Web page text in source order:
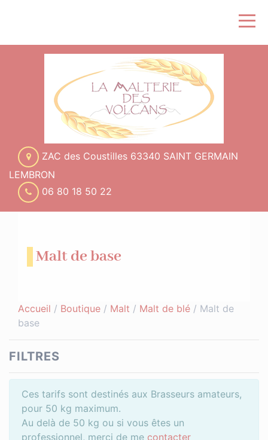
ZAC des Coustilles 63340 SAINT GERMAIN
LEMBRON
06 80 18 50 22
Malt de base
Accueil / Boutique / Malt / Malt de blé / Malt de
base
FILTRES
Ces tarifs sont destinés aux Brasseurs amateurs,
pour 50 kg maximum.
Au delà de 50 kg ou si vous êtes un
professionnel, merci de me contacter